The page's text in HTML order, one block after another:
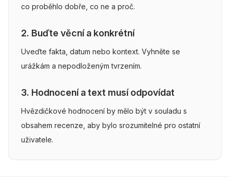
co proběhlo dobře, co ne a proč.
2. Buďte věcní a konkrétní
Uveďte fakta, datum nebo kontext. Vyhněte se
urážkám a nepodloženým tvrzením.
3. Hodnocení a text musí odpovídat
Hvězdičkové hodnocení by mělo být v souladu s
obsahem recenze, aby bylo srozumitelné pro ostatní
uživatele.